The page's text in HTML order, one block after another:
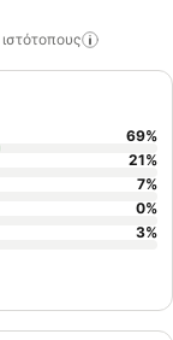
ιστότοπους
69%
21%
7%
0%
3%